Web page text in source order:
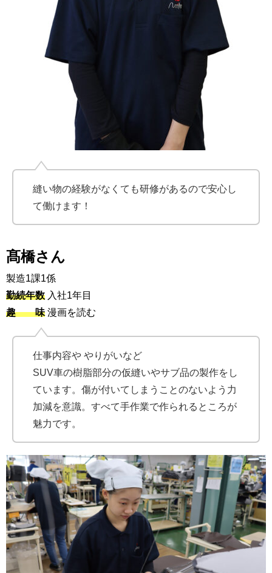
縫い物の経験がなくても研修があるので安心し
て働けます！
髙橋さん
製造1課1係
勤続年数 入社1年目
趣 味 漫画を読む
仕事内容や やりがいなど
SUV車の樹脂部分の仮縫いやサブ品の製作をし
ています。傷が付いてしまうことのないよう力
加減を意識。すべて手作業で作られるところが
魅力です。